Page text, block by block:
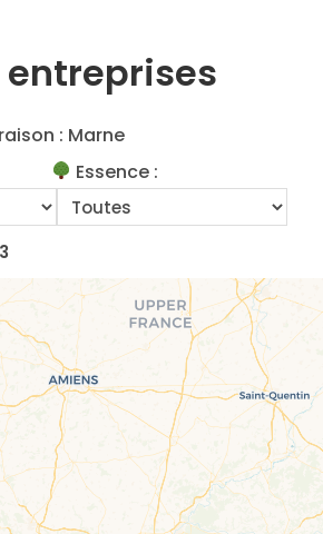
: Marne
Essence :